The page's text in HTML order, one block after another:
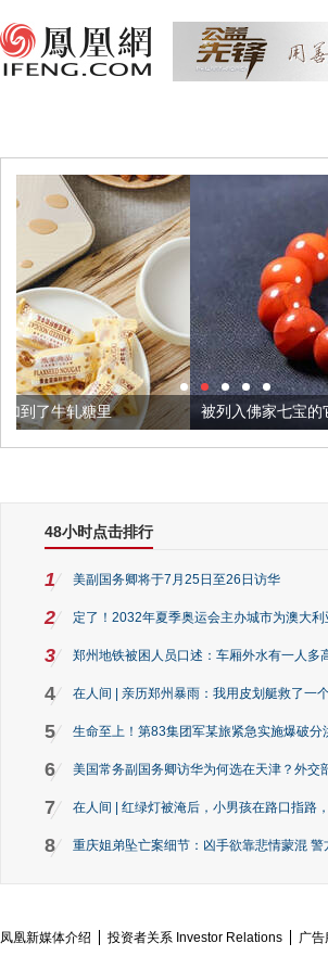
被列入佛家七宝的它到底有多美？
48小时点击排行
1 美副国务卿将于7月25日至26日访华
2 定了！2032年夏季奥运会主办城市为澳大
3 郑州地铁被困人员口述：车厢外水有一人多
4 在人间 | 亲历郑州暴雨：我用皮划艇救了一
5 生命至上！第83集团军某旅紧急实施爆破分
6 美国常务副国务卿访华为何选在天津？外交
7 在人间 | 红绿灯被淹后，小男孩在路口指路
8 重庆姐弟坠亡案细节：凶手欲靠悲情蒙混 警
凤凰新媒体介绍 投资者关系 Investor Relations 广告